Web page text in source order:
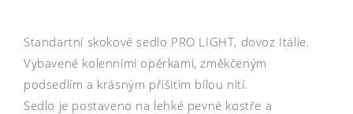
Standartní skokové sedlo PRO LIGHT, dovoz Itálie.
Vybavené kolenními opěrkami, změkčeným
podsedlím a krásným přišitím bílou nití.
Sedlo je postaveno na lehké pevné kostře a